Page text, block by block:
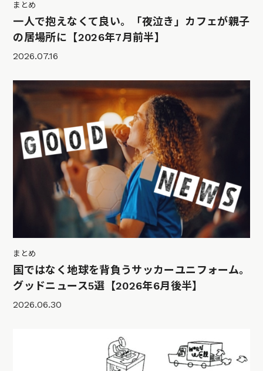
まとめ
一人で抱えなくて良い。「夜泣き」カフェが親子
の居場所に【2026年7月前半】
2026.07.16
まとめ
国ではなく地球を背負うサッカーユニフォーム。
グッドニュース5選【2026年6月後半】
2026.06.30